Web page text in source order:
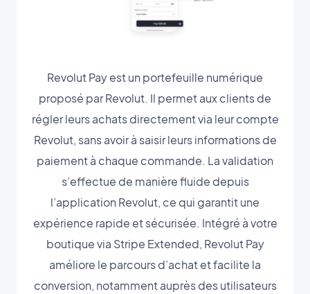
Revolut Pay est un portefeuille numérique
proposé par Revolut. Il permet aux clients de
régler leurs achats directement via leur compte
Revolut, sans avoir à saisir leurs informations de
paiement à chaque commande. La validation
s’effectue de manière fluide depuis
l’application Revolut, ce qui garantit une
expérience rapide et sécurisée. Intégré à votre
boutique via Stripe Extended, Revolut Pay
améliore le parcours d’achat et facilite la
conversion, notamment auprès des utilisateurs